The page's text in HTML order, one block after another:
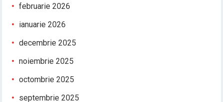
februarie 2026
ianuarie 2026
decembrie 2025
noiembrie 2025
octombrie 2025
septembrie 2025